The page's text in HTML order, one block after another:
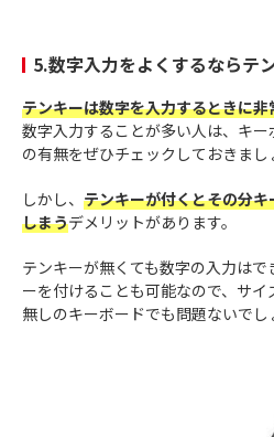
5.数字入力をよくするならテ
テンキーは数字を入力するときに非
数字入力することが多い人は、キ
の有無をぜひチェックしておきまし
しかし、 テンキーが付くとその分
しまうデメリットがあります。
テンキーが無くても数字の入力は
ーを付けることも可能なので、サ
無しのキーボードでも問題ないでし